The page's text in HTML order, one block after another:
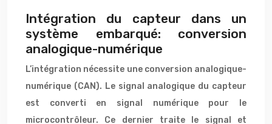
Intégration du capteur dans un
système embarqué: conversion
analogique-numérique
L’intégration nécessite une conversion analogique-
numérique (CAN). Le signal analogique du capteur
est converti en signal numérique pour le
microcontrôleur. Ce dernier traite le signal et